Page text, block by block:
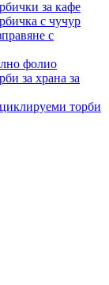
за кафе
с чучур
с
фолио
за храна за
торби